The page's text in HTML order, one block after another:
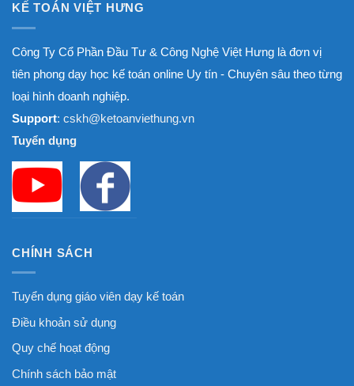
KẾ TOÁN VIỆT HƯNG
Công Ty Cổ Phần Đầu Tư & Công Nghệ Việt Hưng là đơn vị
tiên phong dạy học kế toán online Uy tín - Chuyên sâu theo từng
loại hình doanh nghiệp.
Support: cskh@ketoanviethung.vn
Tuyển dụng
CHÍNH SÁCH
Tuyển dụng giáo viên dạy kế toán
Điều khoản sử dụng
Quy chế hoạt động
Chính sách bảo mật